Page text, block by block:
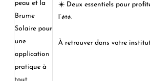
☀️ Deux essentiels pour
l’été.
À retrouver dans votre